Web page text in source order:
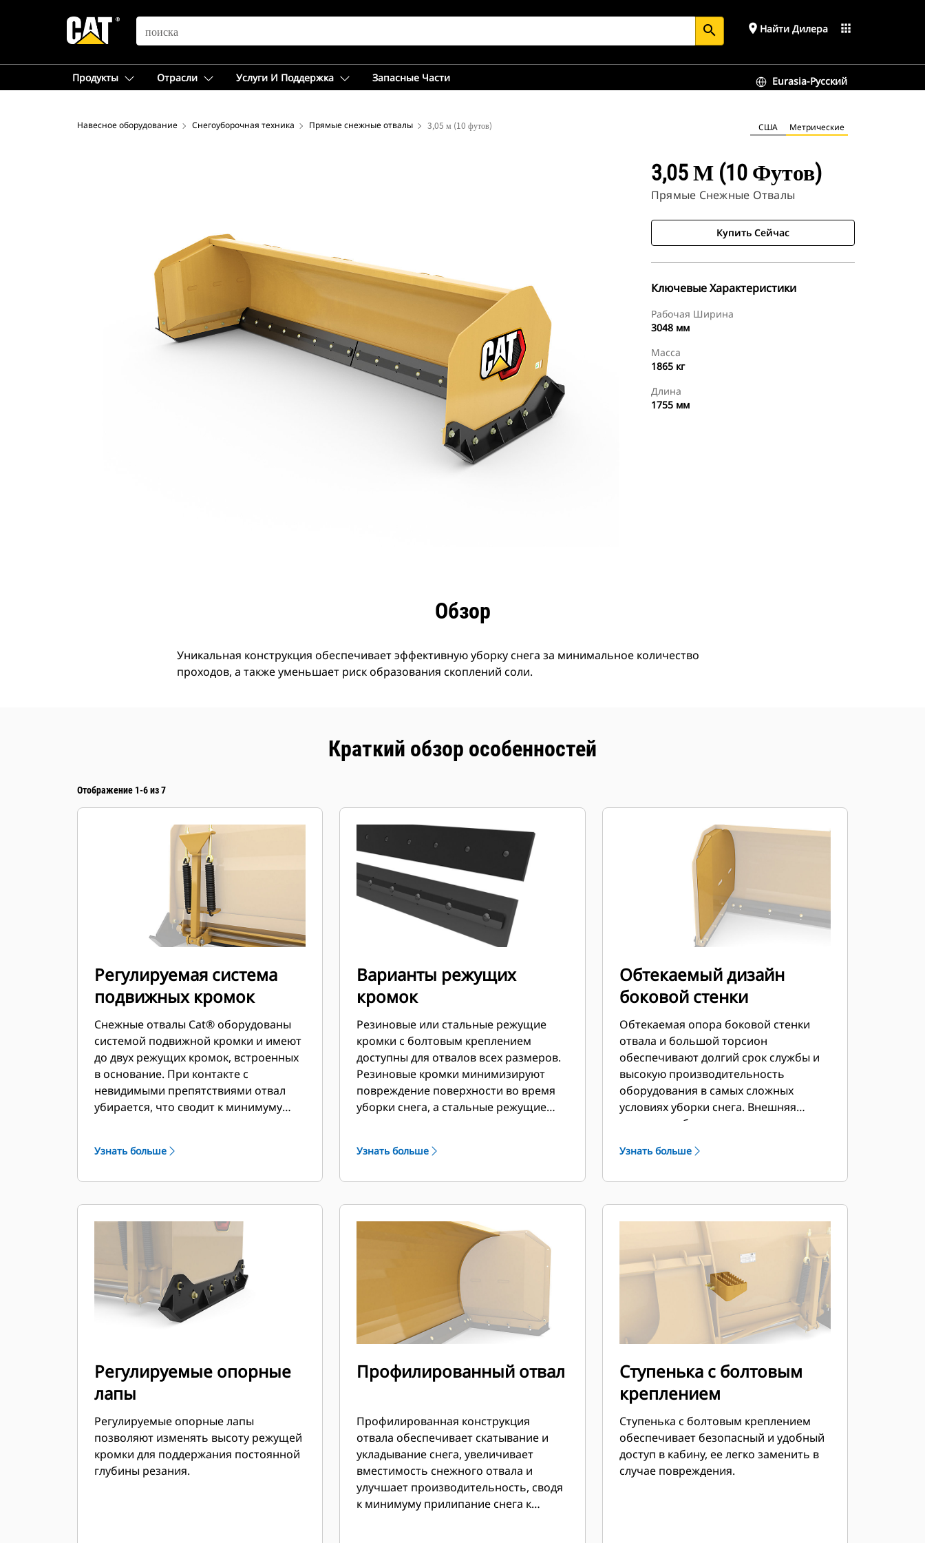
SEARCH search place Найти Дилера apps
Продукты Отрасли Услуги И Поддержка Запасные Части Eurasia-Русский
Навесное оборудование Снегоуборочная техника Прямые снежные отвалы 3,05 м (10 футов) США Метрические
3,05 М (10 Футов)
Прямые Снежные Отвалы
Купить Сейчас
Ключевые Характеристики
Рабочая Ширина
3048 мм
Масса
1865 кг
Длина
1755 мм
Обзор
Уникальная конструкция обеспечивает эффективную уборку снега за минимальное количество
проходов, а также уменьшает риск образования скоплений соли.
Краткий обзор особенностей
Отображение 1-6 из 7
Регулируемая система
подвижных кромок
Снежные отвалы Cat® оборудованы
системой подвижной кромки и имеют
до двух режущих кромок, встроенных
в основание. При контакте с
невидимыми препятствиями отвал
убирается, что сводит к минимуму
резиновой режущей кромкой
которые подходят для всех устройств
смены навесного оборудования на
мини-погрузчиках.
Узнать больше
Варианты режущих
кромок
Резиновые или стальные режущие
кромки с болтовым креплением
доступны для отвалов всех размеров.
Резиновые кромки минимизируют
повреждение поверхности во время
уборки снега, а стальные режущие
Узнать больше
Обтекаемый дизайн
боковой стенки
Обтекаемая опора боковой стенки
отвала и большой торсион
обеспечивают долгий срок службы и
высокую производительность
оборудования в самых сложных
условиях уборки снега. Внешняя
опора коробки сконструирована так,
снега на отвал и обеспечить
Узнать больше
Регулируемые опорные
лапы
Регулируемые опорные лапы
позволяют изменять высоту режущей
кромки для поддержания постоянной
глубины резания.
Профилированный отвал
Профилированная конструкция
отвала обеспечивает скатывание и
укладывание снега, увеличивает
вместимость снежного отвала и
улучшает производительность, сводя
к минимуму прилипание снега к
Ступенька с болтовым
креплением
Ступенька с болтовым креплением
обеспечивает безопасный и удобный
доступ в кабину, ее легко заменить в
случае повреждения.